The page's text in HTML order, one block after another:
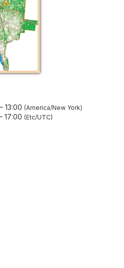
– 13:00 America/New York
17:00 Etc/UTC